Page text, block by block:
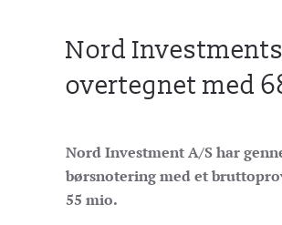
Nord
overtegnet med
Nord Investment A/S har
børsnotering med et
55 mio.